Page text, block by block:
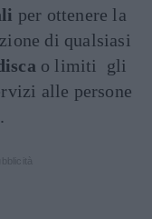
per ottenere la
di qualsiasi
o limiti gli
alle persone
.